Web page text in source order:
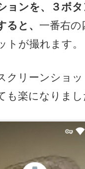
ョンを、３ボ
ると、 一番右の
トが撮れます。
クリーンショ
も楽になりまし